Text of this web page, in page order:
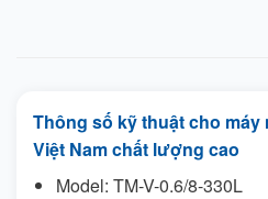
Thông số kỹ thuật cho máy
Việt Nam chất lượng cao
Model: TM-V-0.6/8-330L